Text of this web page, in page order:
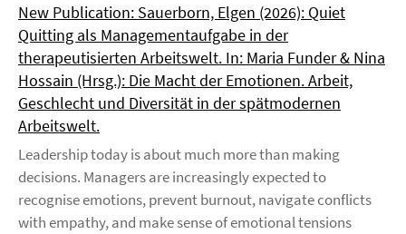
New Publication: Sauerborn, Elgen (2026): Quiet
Quitting als Managementaufgabe in der
therapeutisierten Arbeitswelt. In: Maria Funder & Nina
Hossain (Hrsg.): Die Macht der Emotionen. Arbeit,
Geschlecht und Diversität in der spätmodernen
Arbeitswelt.
Leadership today is about much more than making
decisions. Managers are increasingly expected to
recognise emotions, prevent burnout, navigate conflicts
with empathy, and make sense of emotional tensions